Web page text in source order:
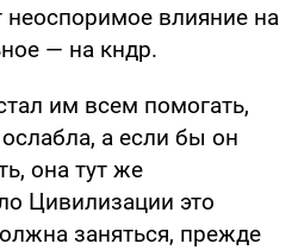
влияние на
— на кндр.
им всем помогать,
а если бы он
она тут же
Цивилизации это
заняться, прежде